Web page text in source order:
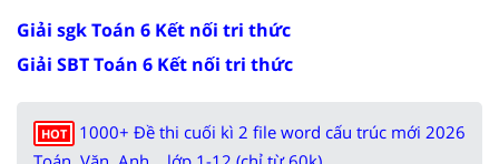
Giải sgk Toán 6 Kết nối tri thức
Giải SBT Toán 6 Kết nối tri thức
HOT
1000+ Đề thi cuối kì 2 file word cấu trúc mới 2026